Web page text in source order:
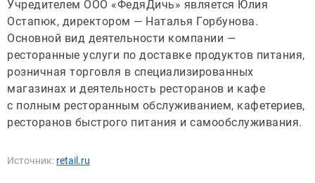
Учредителем ООО «ФедяДичь» является Юлия
Остапюк, директором — Наталья Горбунова.
Основной вид деятельности компании —
ресторанные услуги по доставке продуктов питания,
розничная торговля в специализированных
магазинах и деятельность ресторанов и кафе
с полным ресторанным обслуживанием, кафетериев,
ресторанов быстрого питания и самообслуживания.
Источник: retail.ru